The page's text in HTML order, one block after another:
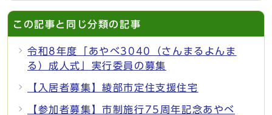
この記事と同じ分類の記事
令和8年度「あやべ3040（さんまるよんま
る）成人式」実行委員の募集
【入居者募集】綾部市定住支援住宅
【参加者募集】市制施行75周年記念あやべ